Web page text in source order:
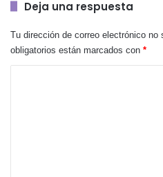
Deja una respuesta
Tu dirección de correo electrónico no
obligatorios están marcados con *